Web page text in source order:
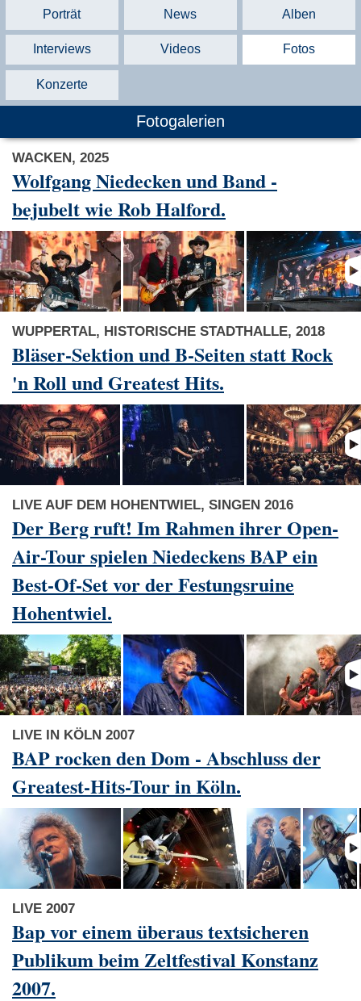
Porträt News Alben
Interviews Videos Fotos
Konzerte
Fotogalerien
WACKEN, 2025
Wolfgang Niedecken und Band -
bejubelt wie Rob Halford.
WUPPERTAL, HISTORISCHE STADTHALLE, 2018
Bläser-Sektion und B-Seiten statt Rock
'n Roll und Greatest Hits.
LIVE AUF DEM HOHENTWIEL, SINGEN 2016
Der Berg ruft! Im Rahmen ihrer Open-
Air-Tour spielen Niedeckens BAP ein
Best-Of-Set vor der Festungsruine
Hohentwiel.
LIVE IN KÖLN 2007
BAP rocken den Dom - Abschluss der
Greatest-Hits-Tour in Köln.
LIVE 2007
Bap vor einem überaus textsicheren
Publikum beim Zeltfestival Konstanz
2007.